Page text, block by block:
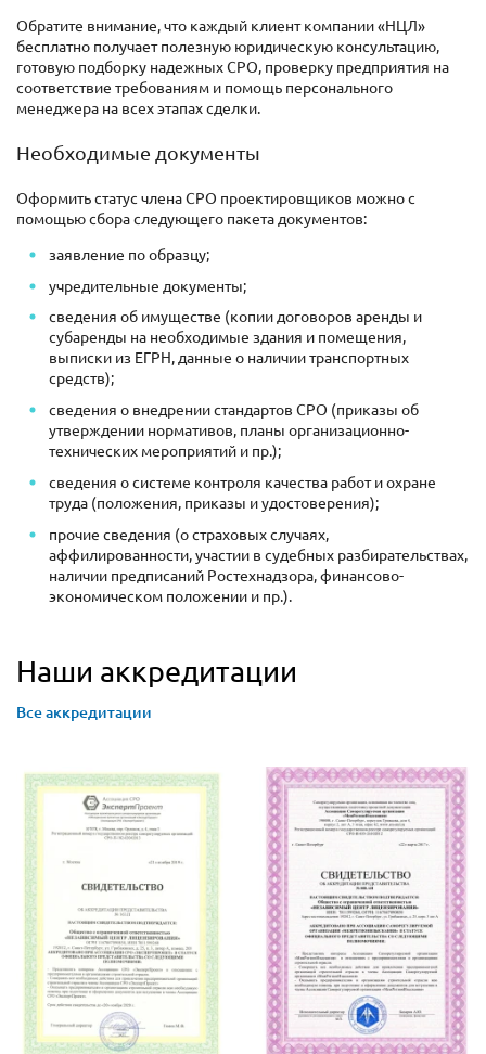
Обратите внимание, что каждый клиент компании «НЦЛ»
бесплатно получает полезную юридическую консультацию,
готовую подборку надежных СРО, проверку предприятия на
соответствие требованиям и помощь персонального
менеджера на всех этапах сделки.
Необходимые документы
Оформить статус члена СРО проектировщиков можно с
помощью сбора следующего пакета документов:
заявление по образцу;
учредительные документы;
сведения об имуществе (копии договоров аренды и
субаренды на необходимые здания и помещения,
выписки из ЕГРН, данные о наличии транспортных
средств);
сведения о внедрении стандартов СРО (приказы об
утверждении нормативов, планы организационно-
технических мероприятий и пр.);
сведения о системе контроля качества работ и охране
труда (положения, приказы и удостоверения);
прочие сведения (о страховых случаях,
аффилированности, участии в судебных разбирательствах,
наличии предписаний Ростехнадзора, финансово-
экономическом положении и пр.).
Наши аккредитации
Все аккредитации